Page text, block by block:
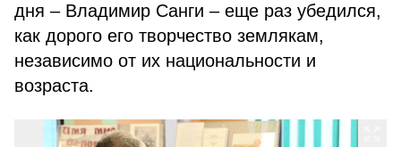
дня – Владимир Санги – еще раз убедился,
как дорого его творчество землякам,
независимо от их национальности и
возраста.